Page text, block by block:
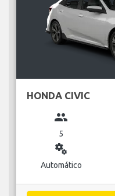
HONDA CIVIC
group
5
miscellaneous_services
Automático